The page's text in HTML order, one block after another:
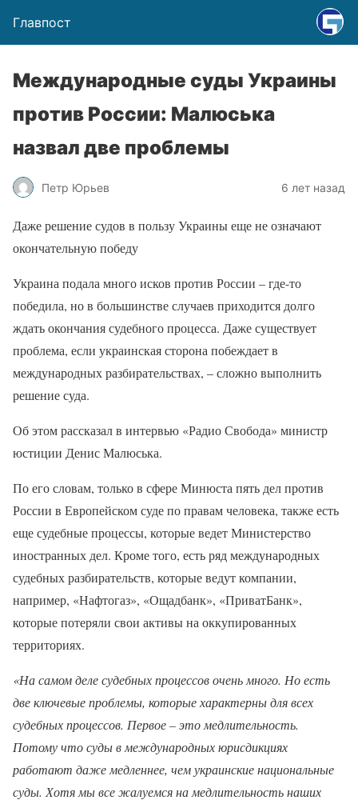
Главпост
Международные суды Украины
против России: Малюська
назвал две проблемы
Петр Юрьев 6 лет назад
Даже решение судов в пользу Украины еще не означают
окончательную победу
Украина подала много исков против России – где-то
победила, но в большинстве случаев приходится долго
ждать окончания судебного процесса. Даже существует
проблема, если украинская сторона побеждает в
международных разбирательствах, – сложно выполнить
решение суда.
Об этом рассказал в интервью «Радио Свобода» министр
юстиции Денис Малюська.
По его словам, только в сфере Минюста пять дел против
России в Европейском суде по правам человека, также есть
еще судебные процессы, которые ведет Министерство
иностранных дел. Кроме того, есть ряд международных
судебных разбирательств, которые ведут компании,
например, «Нафтогаз», «Ощадбанк», «ПриватБанк»,
которые потеряли свои активы на оккупированных
территориях.
«На самом деле судебных процессов очень много. Но есть
две ключевые проблемы, которые характерны для всех
судебных процессов. Первое – это медлительность.
Потому что суды в международных юрисдикциях
работают даже медленнее, чем украинские национальные
суды. Хотя мы все жалуемся на медлительность наших